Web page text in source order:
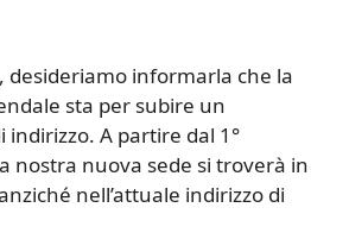
desideriamo informarla che la
sta per subire un
indirizzo. A partire dal 1°
nostra nuova sede si troverà in
nell’attuale indirizzo di